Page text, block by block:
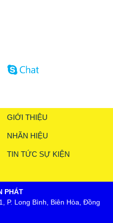
GIỚI THIỆU
NHÃN HIỆU
TIN TỨC SỰ KIỆN
PHÁT
P. Long Bình, Biên Hòa, Đồng